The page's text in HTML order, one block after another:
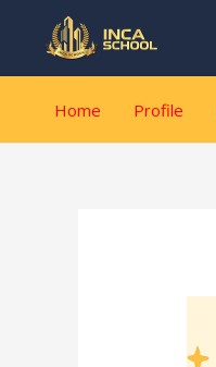
Home Profile
navigation